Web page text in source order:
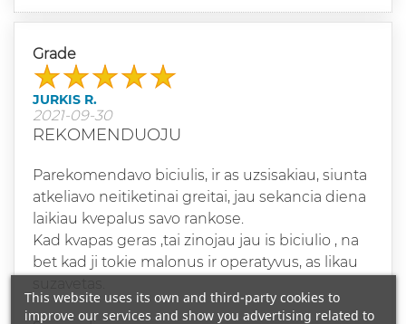
Grade
JURKIS R.
2021-09-30
REKOMENDUOJU
Parekomendavo biciulis, ir as uzsisakiau, siunta
atkeliavo neitiketinai greitai, jau sekancia diena
laikiau kvepalus savo rankose.
Kad kvapas geras ,tai zinojau jau is biciulio , na
bet kad ji tokie malonus ir operatyvus, as likau
This website uses its own and third-party cookies to
improve our services and show you advertising related to